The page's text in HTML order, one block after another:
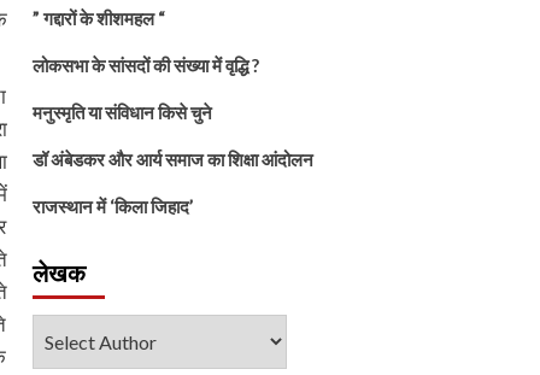
” गद्दारों के शीशमहल “
लोकसभा के सांसदों की संख्या में वृद्धि ?
मनुस्मृति या संविधान किसे चुने
डॉ अंबेडकर और आर्य समाज का शिक्षा आंदोलन
राजस्थान में ‘किला जिहाद’
लेखक